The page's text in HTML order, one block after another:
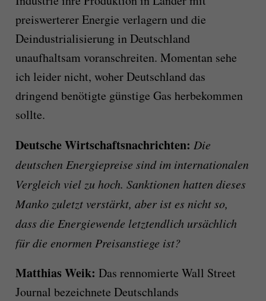
preiswerterer Energie verlagern und die
Deindustrialisierung in Deutschland
unaufhaltsam voranschreiten. Momentan sehe
ich leider nicht, woher Deutschland das
dringend benötigte günstige Gas herbekommen
sollte.
Deutsche Wirtschaftsnachrichten: Die
deutschen Energiepreise sind im internationalen
Vergleich viel zu hoch. Sanktionen hatten dieses
Manko zuletzt verstärkt, aber ist es nicht so,
dass die Energiewende letztendlich ursächlich
für die enormen Preisanstiege ist?
Matthias Weik: Das rennomierte Wall Street
Journal bezeichnete Deutschlands